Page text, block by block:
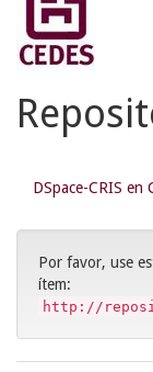
DSpace-CRIS en
Por favor, use
ítem:
http://